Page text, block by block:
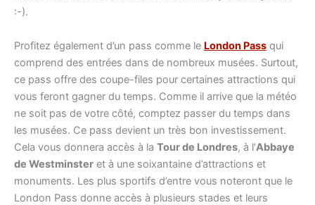
:-).
Profitez également d’un pass comme le London Pass qui
comprend des entrées dans de nombreux musées. Surtout,
ce pass offre des coupe-files pour certaines attractions qui
vous feront gagner du temps. Comme il arrive que la météo
ne soit pas de votre côté, comptez passer du temps dans
les musées. Ce pass devient un très bon investissement.
Cela vous donnera accès à la Tour de Londres, à l’Abbaye
de Westminster et à une soixantaine d’attractions et
monuments. Les plus sportifs d’entre vous noteront que le
London Pass donne accès à plusieurs stades et leurs